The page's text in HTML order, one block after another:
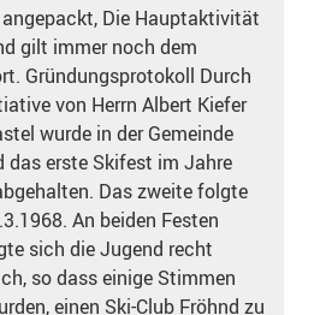
angepackt, Die Hauptaktivität
gilt immer noch dem
Gründungsprotokoll Durch
von Herrn Albert Kiefer
wurde in der Gemeinde
das erste Skifest im Jahre
Das zweite folgte
An beiden Festen
sich die Jugend recht
so dass einige Stimmen
einen Ski-Club Fröhnd zu